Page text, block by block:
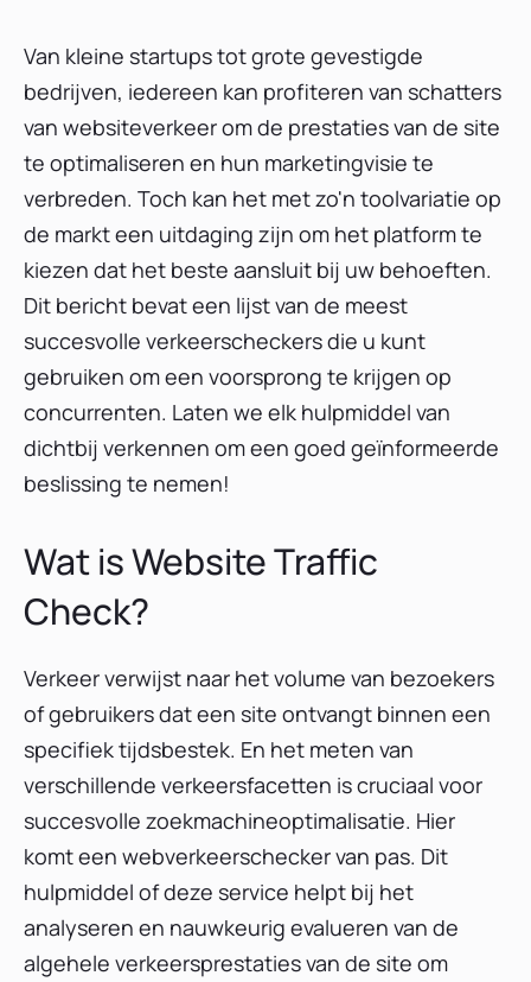
Van kleine startups tot grote gevestigde
bedrijven, iedereen kan profiteren van schatters
van websiteverkeer om de prestaties van de site
te optimaliseren en hun marketingvisie te
verbreden. Toch kan het met zo'n toolvariatie op
de markt een uitdaging zijn om het platform te
kiezen dat het beste aansluit bij uw behoeften.
Dit bericht bevat een lijst van de meest
succesvolle verkeerscheckers die u kunt
gebruiken om een ​​voorsprong te krijgen op
concurrenten. Laten we elk hulpmiddel van
dichtbij verkennen om een ​​goed geïnformeerde
beslissing te nemen!
Wat is Website Traffic
Check?
Verkeer verwijst naar het volume van bezoekers
of gebruikers dat een site ontvangt binnen een
specifiek tijdsbestek. En het meten van
verschillende verkeersfacetten is cruciaal voor
succesvolle zoekmachineoptimalisatie. Hier
komt een webverkeerschecker van pas. Dit
hulpmiddel of deze service helpt bij het
analyseren en nauwkeurig evalueren van de
algehele verkeersprestaties van de site om